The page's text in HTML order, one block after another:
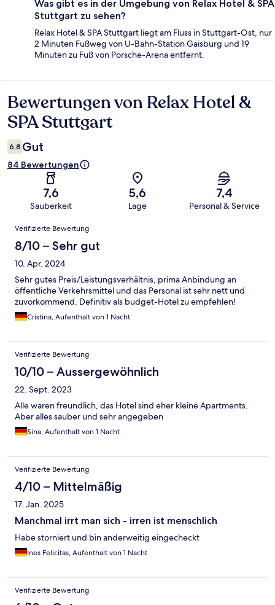
Was gibt es in der Umgebung von Relax Hotel & SPA
Stuttgart zu sehen?
Relax Hotel & SPA Stuttgart liegt am Fluss in Stuttgart-Ost, nur
2 Minuten Fußweg von U-Bahn-Station Gaisburg und 19
Minuten zu Fuß von Porsche-Arena entfernt.
Bewertungen
Bewertungen von Relax Hotel &
SPA Stuttgart
6,8 Gut
84 Bewertungen
7,6
Sauberkeit
5,6
Lage
7,4
Personal & Service
Bewertungen
Verifizierte Bewertung
8/10 – Sehr gut
10. Apr. 2024
Sehr gutes Preis/Leistungsverhältnis, prima Anbindung an
öffentliche Verkehrsmittel und das Personal ist sehr nett und
zuvorkommend. Definitiv als budget-Hotel zu empfehlen!
Cristina, Aufenthalt von 1 Nacht
Verifizierte Bewertung
10/10 – Aussergewöhnlich
22. Sept. 2023
Alle waren freundlich, das Hotel sind eher kleine Apartments.
Aber alles sauber und sehr angegeben
Sina, Aufenthalt von 1 Nacht
Verifizierte Bewertung
4/10 – Mittelmäßig
17. Jan. 2025
Manchmal irrt man sich - irren ist menschlich
Habe storniert und bin anderweitig eingecheckt
Ines Felicitas, Aufenthalt von 1 Nacht
Verifizierte Bewertung